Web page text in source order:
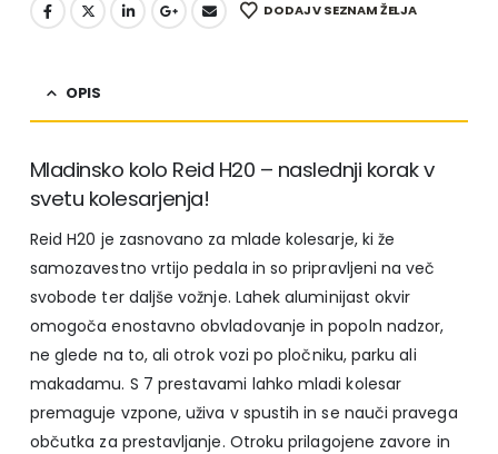
DODAJ V SEZNAM ŽELJA
OPIS
Mladinsko kolo Reid H20 – naslednji korak v
svetu kolesarjenja!
Reid H20 je zasnovano za mlade kolesarje, ki že
samozavestno vrtijo pedala in so pripravljeni na več
svobode ter daljše vožnje. Lahek aluminijast okvir
omogoča enostavno obvladovanje in popoln nadzor,
ne glede na to, ali otrok vozi po pločniku, parku ali
makadamu. S 7 prestavami lahko mladi kolesar
premaguje vzpone, uživa v spustih in se nauči pravega
občutka za prestavljanje. Otroku prilagojene zavore in